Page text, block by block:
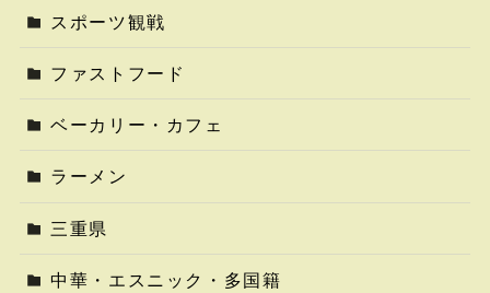
スポーツ観戦
ファストフード
ベーカリー・カフェ
ラーメン
三重県
中華・エスニック・多国籍